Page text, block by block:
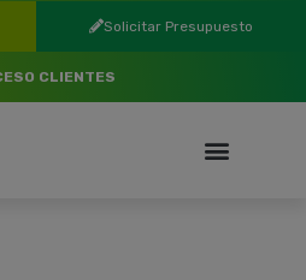
Solicitar Presupuesto
CLIENTES